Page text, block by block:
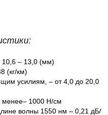
– 13,0 (мм)
(кг/км)
усилиям, – от 4,0 до 20,0
1000 Н/см
волны 1550 нм – 0,21 дБ/